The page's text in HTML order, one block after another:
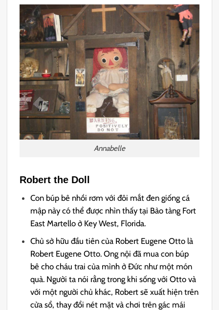
Annabelle
Robert the Doll
Con búp bê nhồi rơm với đôi mắt đen giống cá
mập này có thể được nhìn thấy tại Bảo tàng Fort
East Martello ở Key West, Florida.
Chủ sở hữu đầu tiên của Robert Eugene Otto là
Robert Eugene Otto. Ong nội đã mua con búp
bê cho cháu trai của mình ở Đức như một món
quà. Người ta nói rằng trong khi sống với Otto và
với một người chủ khác, Robert sẽ xuất hiện trên
cửa sổ, thay đổi nét mặt và chơi trên gác mái